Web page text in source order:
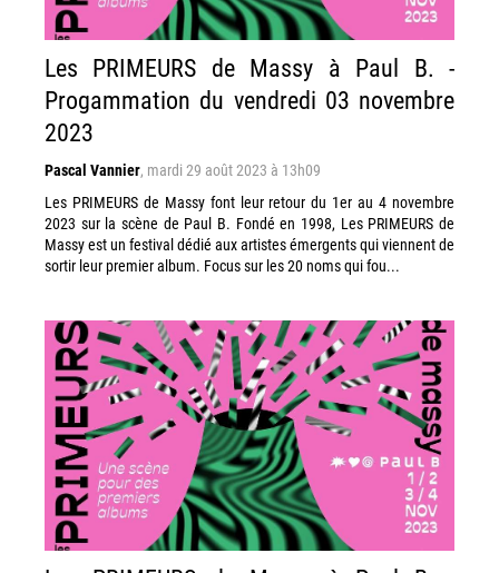
Les PRIMEURS de Massy à Paul B. -
Progammation du vendredi 03 novembre
2023
Pascal Vannier, mardi 29 août 2023 à 13h09
Les PRIMEURS de Massy font leur retour du 1er au 4 novembre
2023 sur la scène de Paul B. Fondé en 1998, Les PRIMEURS de
Massy est un festival dédié aux artistes émergents qui viennent de
sortir leur premier album. Focus sur les 20 noms qui fou...